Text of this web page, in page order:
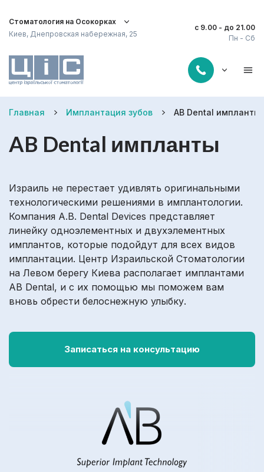
Стоматология на Осокорках
Киев, Днепровская набережная, 25
Пн - Сб
с 9.00 - до 21.00
Главная Имплантация зубов AB Dental импланты
AB Dental импланты
Израиль не перестает удивлять оригинальными
технологическими решениями в имплантологии.
Компания A.B. Dental Devices представляет
линейку одноэлементных и двухэлементных
имплантов, которые подойдут для всех видов
имплантации. Центр Израильской Стоматологии
на Левом берегу Киева располагает имплантами
AB Dental, и с их помощью мы поможем вам
вновь обрести белоснежную улыбку.
Записаться на консультацию